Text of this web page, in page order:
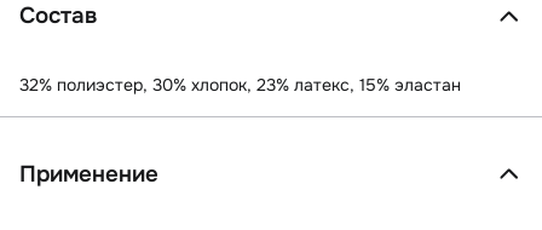
Состав
32% полиэстер, 30% хлопок, 23% латекс, 15% эластан
Применение